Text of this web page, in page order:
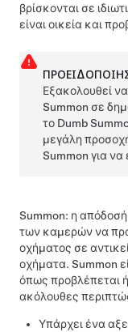
βρίσκονται σε
είναι οικεία και
Εξακολουθεί
Summon σε
το Dumb
μεγάλη
Summon για να
Summon: η
των καμερών να
οχήματος σε
οχήματα. Summon
όπως προβλέπεται
ακόλουθες
Υπάρχει ένα